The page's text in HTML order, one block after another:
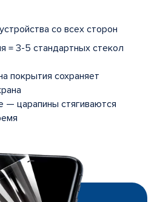
со всех сторон
= 3-5 стандартных стекол
покрытия сохраняет
— царапины стягиваются